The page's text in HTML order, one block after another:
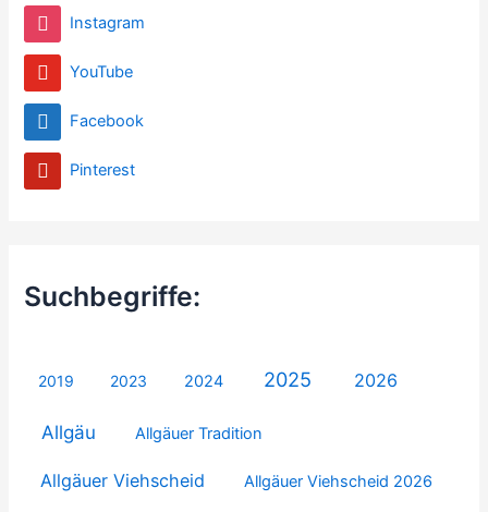
Instagram
YouTube
Facebook
Pinterest
Suchbegriffe:
2019 2023 2024 2025 2026
Allgäu Allgäuer Tradition
Allgäuer Viehscheid Allgäuer Viehscheid 2026